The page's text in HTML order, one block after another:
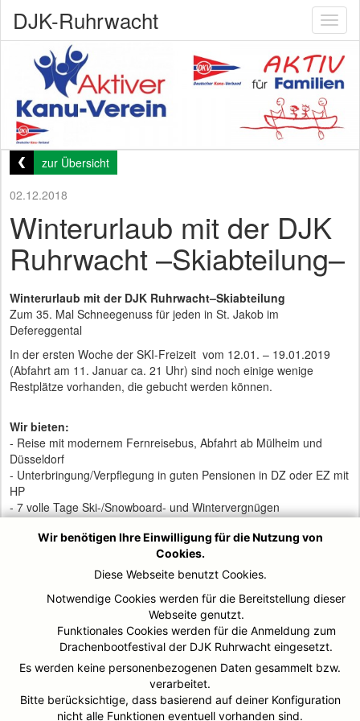
DJK-Ruhrwacht
zur Übersicht
02.12.2018
Winterurlaub mit der DJK
Ruhrwacht –Skiabteilung–
Winterurlaub mit der DJK Ruhrwacht–Skiabteilung
Zum 35. Mal Schneegenuss für jeden in St. Jakob im
Defereggental
In der ersten Woche der SKI-Freizeit vom 12.01. – 19.01.2019
(Abfahrt am 11. Januar ca. 21 Uhr) sind noch einige wenige
Restplätze vorhanden, die gebucht werden können.
Wir bieten:
- Reise mit modernem Fernreisebus, Abfahrt ab Mülheim und
Düsseldorf
- Unterbringung/Verpflegung in guten Pensionen in DZ oder EZ mit
HP
- 7 volle Tage Ski-/Snowboard- und Wintervergnügen
- Reiseleitung
- Haftpflicht-, Unfall-, Reisegepäckversicherung sowie
Auslandsreise-Krankenversicherung
ANMEDLUNG
www.ferienhaus-troger.com
https://www.zollwirt.at/
Wir benötigen Ihre Einwilligung für die Nutzung von
Cookies.
Diese Webseite benutzt Cookies.
Notwendige Cookies werden für die Bereitstellung dieser
Webseite genutzt.
Funktionales Cookies werden für die Anmeldung zum
Drachenbootfestival der DJK Ruhrwacht eingesetzt.
Es werden keine personenbezogenen Daten gesammelt bzw.
verarbeitet.
Bitte berücksichtige, dass basierend auf deiner Konfiguration
nicht alle Funktionen eventuell vorhanden sind.